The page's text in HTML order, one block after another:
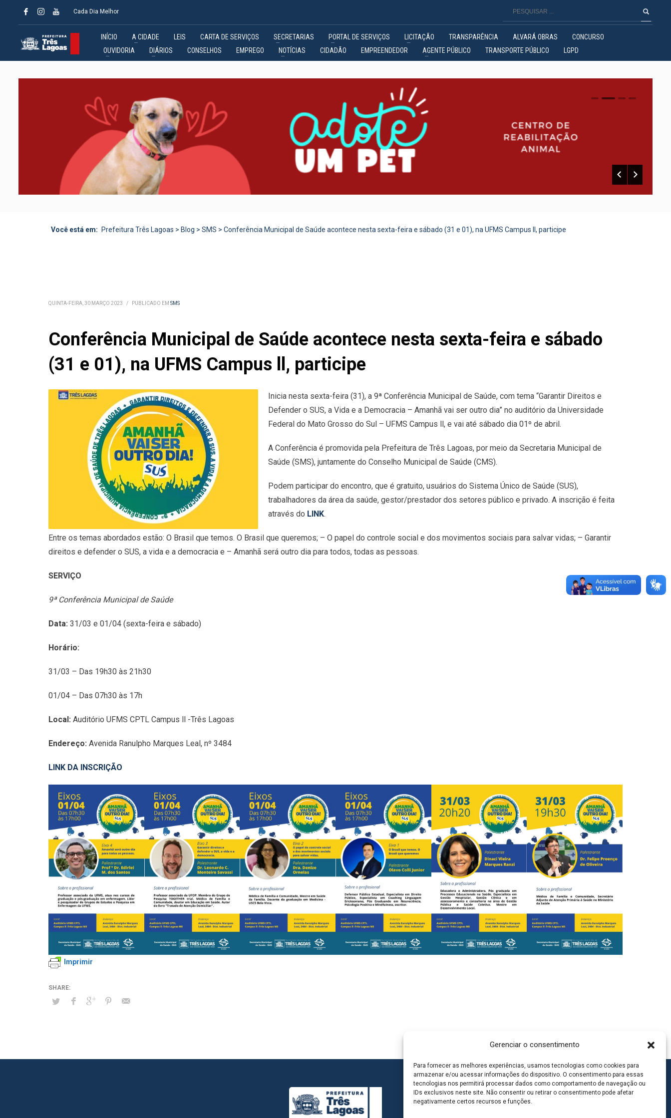
Gerenciar o consentimento
Para fornecer as melhores experiências, usamos tecnologias como cookies para
armazenar e/ou acessar informações do dispositivo. O consentimento para essas
tecnologias nos permitirá processar dados como comportamento de navegação ou
IDs exclusivos neste site. Não consentir ou retirar o consentimento pode afetar
negativamente certos recursos e funções.
Cada Dia Melhor
INÍCIO A CIDADE LEIS CARTA DE SERVIÇOS SECRETARIAS PORTAL DE SERVIÇOS LICITAÇÃO TRANSPARÊNCIA ALVARÁ OBRAS
CONCURSO
OUVIDORIA
DIÁRIOS CONSELHOS EMPREGO NOTÍCIAS CIDADÃO EMPREENDEDOR AGENTE PÚBLICO TRANSPORTE PÚBLICO LGPD
0 1 2
Você está em: Prefeitura Três Lagoas > Blog > SMS > Conferência Municipal de Saúde acontece nesta sexta-feira e sábado (31 e 01), na UFMS Campus ll, participe
QUINTA-FEIRA, 30 MARÇO 2023 / PUBLICADO EM SMS
Conferência Municipal de Saúde acontece nesta sexta-feira e sábado
(31 e 01), na UFMS Campus ll, participe
Inicia nesta sexta-feira (31), a 9ª Conferência Municipal de Saúde, com tema “Garantir Direitos e
Defender o SUS, a Vida e a Democracia – Amanhã vai ser outro dia” no auditório da Universidade
Federal do Mato Grosso do Sul – UFMS Campus ll, e vai até sábado dia 01º de abril.
A Conferência é promovida pela Prefeitura de Três Lagoas, por meio da Secretaria Municipal de
Saúde (SMS), juntamente do Conselho Municipal de Saúde (CMS).
Podem participar do encontro, que é gratuito, usuários do Sistema Único de Saúde (SUS),
trabalhadores da área da saúde, gestor/prestador dos setores público e privado. A inscrição é feita
através do LINK.
Entre os temas abordados estão: O Brasil que temos. O Brasil que queremos; – O papel do controle social e dos movimentos sociais para salvar vidas; – Garantir
direitos e defender o SUS, a vida e a democracia e – Amanhã será outro dia para todos, todas as pessoas.
SERVIÇO
9ª Conferência Municipal de Saúde
Data: 31/03 e 01/04 (sexta-feira e sábado)
Horário:
31/03 – Das 19h30 às 21h30
01/04 – Das 07h30 às 17h
Local: Auditório UFMS CPTL Campus ll -Três Lagoas
Endereço: Avenida Ranulpho Marques Leal, nº 3484
LINK DA INSCRIÇÃO
Imprimir